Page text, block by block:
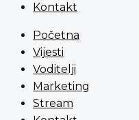
Kontakt
Početna
Vijesti
Voditelji
Marketing
Stream